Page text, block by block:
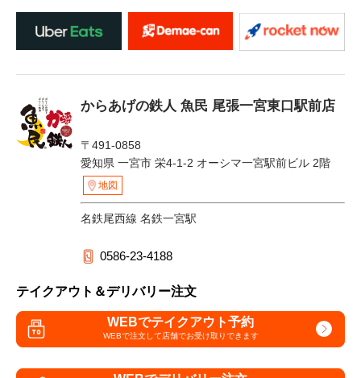
からあげの鉄人 魚民 尾張一宮東口駅前店
〒491-0858
愛知県 一宮市 栄4-1-2 オーシマ一宮駅前ビル 2階
地図
名鉄尾西線 名鉄一宮駅
0586-23-4188
テイクアウト＆デリバリー注文
WEBでテイクアウト予約
WEBで注文して店舗でお受け取りできます